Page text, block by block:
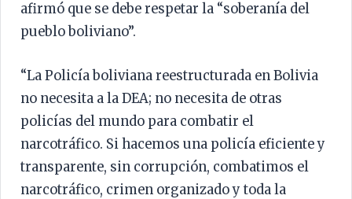
afirmó que se debe respetar la “soberanía del
pueblo boliviano”.
“La Policía boliviana reestructurada en Bolivia
no necesita a la DEA; no necesita de otras
policías del mundo para combatir el
narcotráfico. Si hacemos una policía eficiente y
transparente, sin corrupción, combatimos el
narcotráfico, crimen organizado y toda la